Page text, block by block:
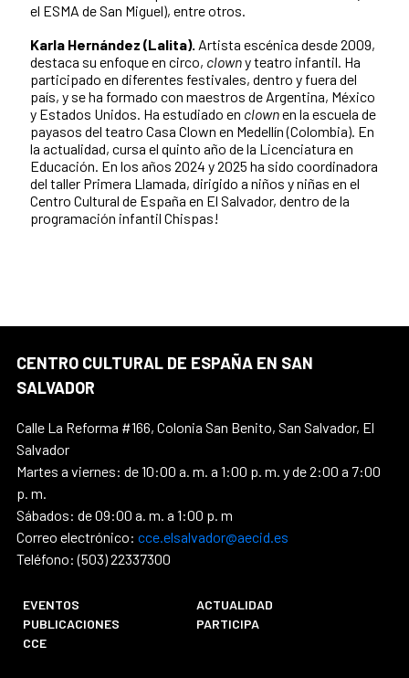
el ESMA de San Miguel), entre otros.
Karla Hernández (Lalita). Artista escénica desde 2009,
destaca su enfoque en circo, clowny teatro infantil. Ha
participado en diferentes festivales, dentro y fuera del
país, y se ha formado con maestros de Argentina, México
y Estados Unidos. Ha estudiado en clownen la escuela de
payasos del teatro Casa Clown en Medellín (Colombia). En
la actualidad, cursa el quinto año de la Licenciatura en
Educación. En los años 2024 y 2025 ha sido coordinadora
del taller Primera Llamada, dirigido a niños y niñas en el
Centro Cultural de España en El Salvador, dentro de la
programación infantil Chispas!
CENTRO CULTURAL DE ESPAÑA EN SAN
SALVADOR
Calle La Reforma #166, Colonia San Benito, San Salvador, El
Salvador
Martes a viernes: de 10:00 a. m. a 1:00 p. m. y de 2:00 a 7:00
p. m.
Sábados: de 09:00 a. m. a 1:00 p. m
Correo electrónico: cce.elsalvador@aecid.es
Teléfono: (503) 22337300
EVENTOS
ACTUALIDAD
PUBLICACIONES
PARTICIPA
CCE